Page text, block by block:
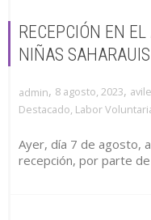
RECEPCIÓN EN
NIÑAS SAHARAUIS
admin, 8 agosto, 2023,
Destacado, Labor
Ayer, día 7 de agosto,
recepción, por parte de